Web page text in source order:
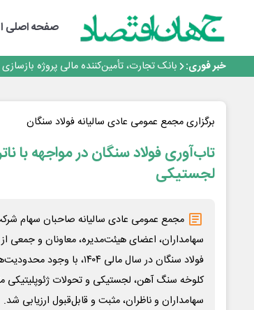
صفحه اصلی
خبر فوری:
برنده این رقابت داستان‌نویسی، انسان نبود!
برگزاری آیین نکوداشت فعالان مواکب
بانک تجارت، تأمین‌کننده مالی پروژه بازسازی فازهای ۴ و ۵
جمنای دستیار اصلی گوشی‌های اندرویدی
برنده این رقابت داستان‌نویسی، انسان نبود!
برگزاری آیین نکوداشت فعالان مواکب
ایران، شریک راهبردی اتحادیه اقتصادی
برگزاری مجمع عمومی عادی سالیانه فولاد سنگان
تاب‌آوری فولاد سنگان در مواجهه با
لجستیکی
مجمع عمومی عادی سالیانه صاحبان سهام
سهامداران، اعضای هیئت‌مدیره، معاونان و جمعی
فولاد سنگان در سال مالی
کلوخه سنگ آهن، لجستیکی و تحولات ژئوپلیتیکی
سهامداران و ناظران، مثبت و قابل‌قبول ارزیابی شد.